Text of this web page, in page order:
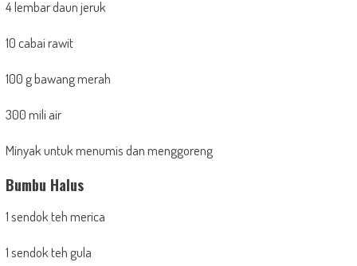
4 lembar daun jeruk
10 cabai rawit
100 g bawang merah
300 mili air
Minyak untuk menumis dan menggoreng
Bumbu Halus
1 sendok teh merica
1 sendok teh gula